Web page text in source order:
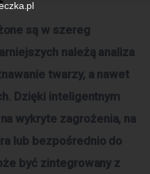
są w szereg
należą analiza
twarzy, a nawet
Dzięki inteligentnym
wykryte zagrożenia, na
lub bezpośrednio do
być zintegrowany z